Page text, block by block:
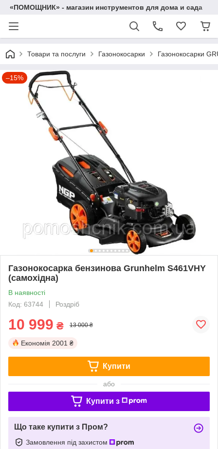
«ПОМОЩНИК» - магазин инструментов для дома и сада
Товари та послуги Газонокосарки Газонокосарки
–15%
Газонокосарка бензинова Grunhelm S461VHY
(самохідна)
В наявності
Код: 63744
Роздріб
10 999 ₴ 13 000 ₴
Економія 2001 ₴
Купити
або
Купити з
Що таке купити з Пром?
Замовлення під захистом